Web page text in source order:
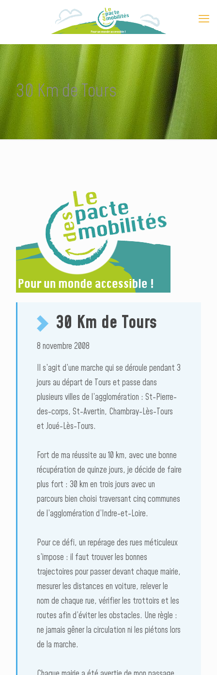
30 Km de Tours
30 Km de Tours
8 novembre 2008
Il s’agit d’une marche qui se déroule pendant 3
jours au départ de Tours et passe dans
plusieurs villes de l’agglomération : St-Pierre-
des-corps, St-Avertin, Chambray-Lès-Tours
et Joué-Lès-Tours.
Fort de ma réussite au 10 km, avec une bonne
récupération de quinze jours, je décide de faire
plus fort : 30 km en trois jours avec un
parcours bien choisi traversant cinq communes
de l’agglomération d’Indre-et-Loire.
Pour ce défi, un repérage des rues méticuleux
s’impose : il faut trouver les bonnes
trajectoires pour passer devant chaque mairie,
mesurer les distances en voiture, relever le
nom de chaque rue, vérifier les trottoirs et les
routes afin d’éviter les obstacles. Une règle :
ne jamais gêner la circulation ni les piétons lors
de la marche.